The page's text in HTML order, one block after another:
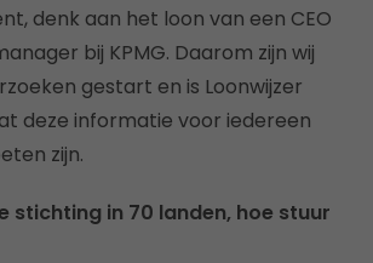
denk aan het loon van een CEO
bij KPMG. Daarom zijn wij
gestart en is Loonwijzer
deze informatie voor iedereen
zijn.
stichting in 70 landen, hoe stuur